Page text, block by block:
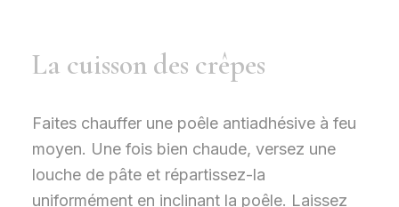
La cuisson des crêpes
Faites chauffer une poêle antiadhésive à feu
moyen. Une fois bien chaude, versez une
louche de pâte et répartissez-la
uniformément en inclinant la poêle. Laissez